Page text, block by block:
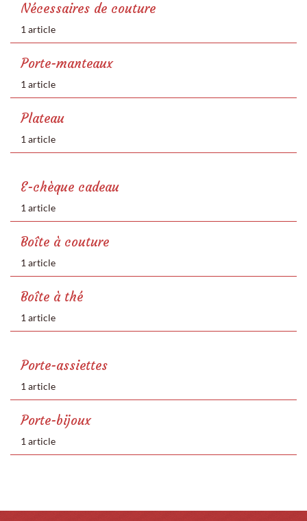
Nécessaires de couture
1 article
Porte-manteaux
1 article
Plateau
1 article
E-chèque cadeau
1 article
Boîte à couture
1 article
Boîte à thé
1 article
Porte-assiettes
1 article
Porte-bijoux
1 article